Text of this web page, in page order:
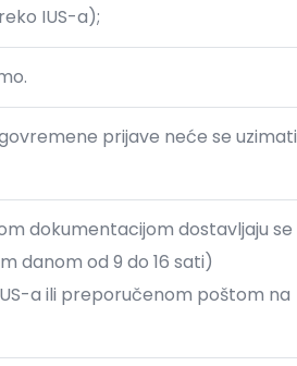
IUS-a);
prijave neće se uzimati
dokumentacijom dostavljaju se
danom od 9 do 16 sati)
a ili preporučenom poštom na